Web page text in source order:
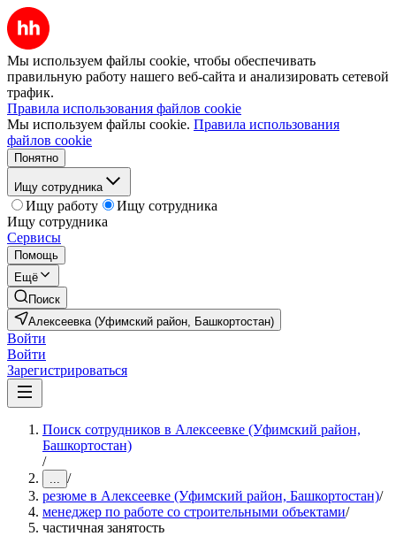
Мы используем файлы cookie, чтобы обеспечивать
правильную работу нашего веб-сайта и анализировать сетевой
трафик.
Правила использования файлов cookie
Мы используем файлы cookie. Правила использования
файлов cookie
Понятно
Ищу сотрудника
Ищу работу
Ищу сотрудника
Ищу сотрудника
Сервисы
Помощь
Ещё
Поиск
Алексеевка (Уфимский район, Башкортостан)
Войти
Войти
Зарегистрироваться
Поиск сотрудников в Алексеевке (Уфимский район,
Башкортостан)
/
... /
резюме в Алексеевке (Уфимский район, Башкортостан)/
менеджер по работе со строительными объектами/
частичная занятость